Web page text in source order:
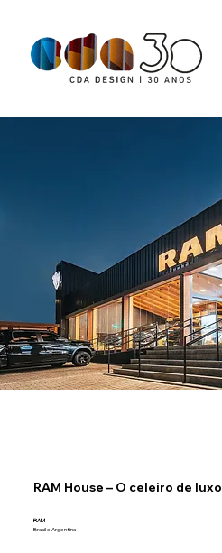
RAM House – O celeiro de luxo
RAM
Brasil e Argentina